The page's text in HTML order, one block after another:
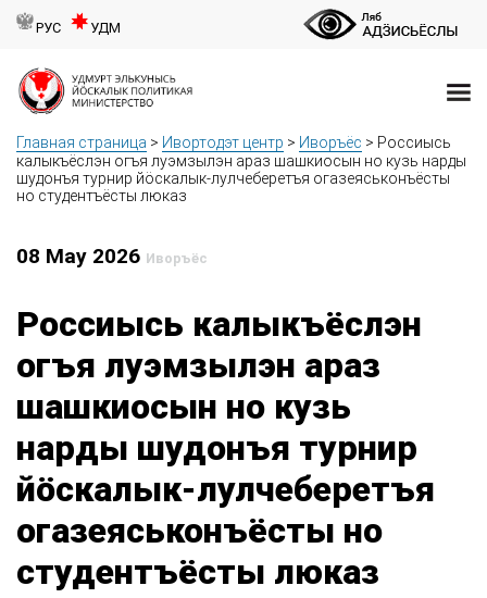
РУС УДМ
Главная страница > Ивортодэт центр > Иворъёс > Россиысь
калыкъёслэн огъя луэмзылэн араз шашкиосын но кузь нарды
шудонъя турнир йӧскалык-лулчеберетъя огазеяськонъёсты
но студентъёсты люказ
08 May 2026 Иворъёс
Россиысь калыкъёслэн
огъя луэмзылэн араз
шашкиосын но кузь
нарды шудонъя турнир
йӧскалык-лулчеберетъя
огазеяськонъёсты но
студентъёсты люказ